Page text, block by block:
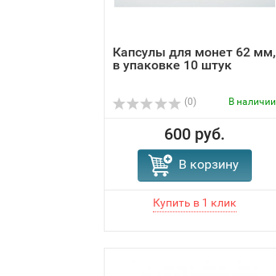
Капсулы для монет 62 мм,
в упаковке 10 штук
(0) В наличии
600 руб.
В корзину